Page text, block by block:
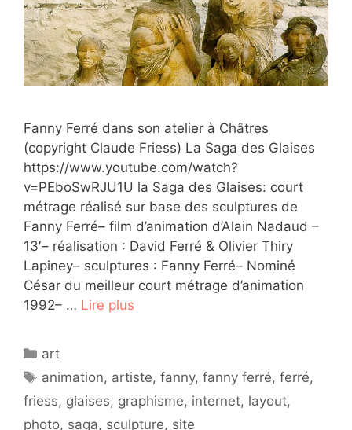
Fanny Ferré dans son atelier à Châtres
(copyright Claude Friess) La Saga des Glaises
https://www.youtube.com/watch?
v=PEboSwRJU1U la Saga des Glaises: court
métrage réalisé sur base des sculptures de
Fanny Ferré– film d’animation d’Alain Nadaud –
13′– réalisation : David Ferré & Olivier Thiry
Lapiney– sculptures : Fanny Ferré– Nominé
César du meilleur court métrage d’animation
1992– … Lire plus
Catégories
art
Étiquettes
animation, artiste,fanny,fanny ferré,ferré,
friess, glaises, graphisme, internet, layout,
photo, saga, sculpture, site